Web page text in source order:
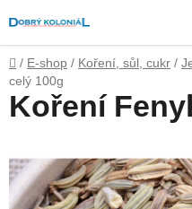
na
obsah
Domů
/ E-shop / Koření, sůl, cukr /
celý 100g
Koření